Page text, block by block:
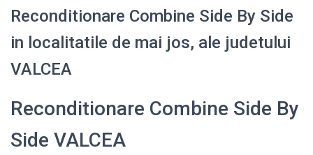
Reconditionare Combine Side By Side
in localitatile de mai jos, ale judetului
VALCEA
Reconditionare Combine Side By
Side VALCEA